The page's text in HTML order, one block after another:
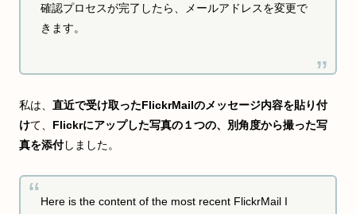
確認プロセスが完了したら、メールアドレスを変更で
きます。
私は、 直近で受け取ったFlickrMailのメッセージ内容を貼り付
けて、 Flickrにアップした写真の１つの、別角度から撮った写
真を添付しました。
Here is the content of the most recent FlickrMail I